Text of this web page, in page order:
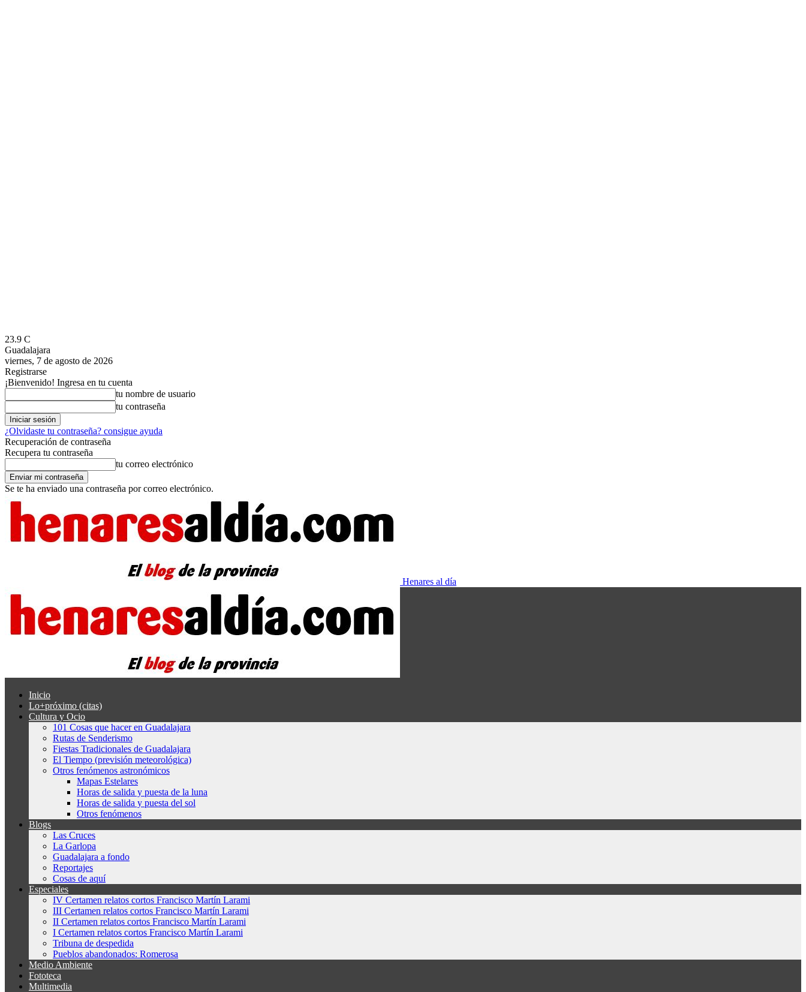
23.9 C
Guadalajara
viernes, 7 de agosto de 2026
Registrarse
¡Bienvenido! Ingresa en tu cuenta
tu nombre de usuario
tu contraseña
¿Olvidaste tu contraseña? consigue ayuda
Recuperación de contraseña
Recupera tu contraseña
tu correo electrónico
Se te ha enviado una contraseña por correo electrónico.
Henares al día
Inicio
Lo+próximo (citas)
Cultura y Ocio
101 Cosas que hacer en Guadalajara
Rutas de Senderismo
Fiestas Tradicionales de Guadalajara
El Tiempo (previsión meteorológica)
Otros fenómenos astronómicos
Mapas Estelares
Horas de salida y puesta de la luna
Horas de salida y puesta del sol
Otros fenómenos
Blogs
Las Cruces
La Garlopa
Guadalajara a fondo
Reportajes
Cosas de aquí
Especiales
IV Certamen relatos cortos Francisco Martín Larami
III Certamen relatos cortos Francisco Martín Larami
II Certamen relatos cortos Francisco Martín Larami
I Certamen relatos cortos Francisco Martín Larami
Tribuna de despedida
Pueblos abandonados: Romerosa
Medio Ambiente
Fototeca
Multimedia